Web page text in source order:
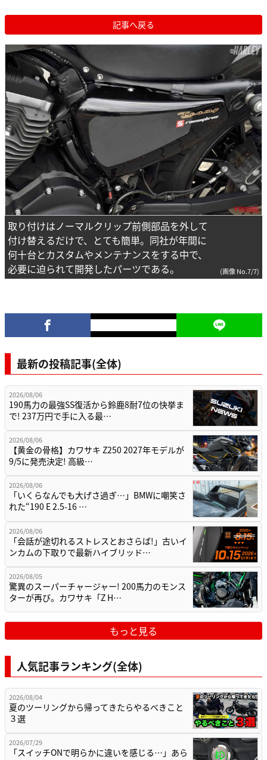
記事へ戻る
取り付けはノーマルクリップ前側部品を外して
付け替えるだけで、とても簡単。同社が年間に
何十台とカスタムやメンテナンスをする中で、
必要に迫られて開発したパーツである。
(画像 No.7/7)
最新の投稿記事(全体)
2026/08/06
190馬力の最強SS復活から鈴鹿8耐7位の快挙ま
で! 237万円で手に入る最…
2026/08/06
【黄金の骨格】カワサキ Z250 2027年モデルが
9/5に発売決定! 高級…
2026/08/06
「いくらなんでも大げさ過ぎ…」BMWに嘲笑さ
れた“190 E 2.5-16 …
2026/08/06
「会話が途切れるストレスとおさらば!」古いイ
ンカムの下取りで最新ハイブリッド…
2026/08/05
驚異のスーパーチャージャー! 200馬力のモンス
ターが再び。カワサキ「Z H…
もっと見る
人気記事ランキング(全体)
2026/08/04
夏のツーリングから帰ってきたらやるべきこと
３選
2026/07/29
「スイッチONで明らかに違いを感じる…」あら